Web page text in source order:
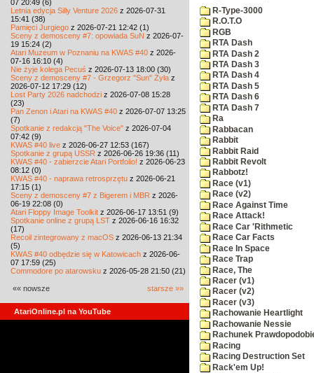
07 20:49 (6)
Letnia edycja Silly Venture 2026 z 2026-07-31
15:41 (38)
Pamięci Jurgiego z 2026-07-21 12:42 (1)
Sceny z demosceny #7: opowiada SuN z 2026-07-
19 15:24 (2)
Atari Muzeum w Poznaniu na KWAS #40 z 2026-
07-16 16:10 (4)
Nie żyje kolega Pecuś z 2026-07-13 18:00 (30)
Sceny z demosceny #7 - Grzegorz "Sun" Żyła z
2026-07-12 17:29 (12)
Lost Party 2026 nadchodzi z 2026-07-08 15:28
(23)
Pan Zenon i Atari na KWAS #40 z 2026-07-07 13:25
(7)
Spotkanie z redakcją "The Voice" z 2026-07-04
07:42 (9)
KWAS #40 live z 2026-06-27 12:53 (167)
Spotkanie z grupą USSR z 2026-06-26 19:36 (11)
KWAS #40 - zabierzcie Atari Portfolio! z 2026-06-23
08:12 (0)
KWAS #40 - naprawa retrosprzętu z 2026-06-21
17:15 (1)
Sceny z demosceny #7 z Bigerem i MBR z 2026-
06-19 22:08 (0)
Atari Floppy Image Toolkit z 2026-06-17 13:51 (9)
Spotkanie online z grupą LST z 2026-06-16 16:32
(17)
Recoil zintegrowany z macOS z 2026-06-13 21:34
(5)
KWAS #40 odbędzie się w Katowicach z 2026-06-
07 17:59 (25)
Commodore po atarowsku z 2026-05-28 21:50 (21)
«« nowsze starsze »»
AtariOnline.pl na YouTube
R-Type-3000
R.O.T.O
RGB
RTA Dash
RTA Dash 2
RTA Dash 3
RTA Dash 4
RTA Dash 5
RTA Dash 6
RTA Dash 7
Ra
Rabbacan
Rabbit
Rabbit Raid
Rabbit Revolt
Rabbotz!
Race (v1)
Race (v2)
Race Against Time
Race Attack!
Race Car 'Rithmetic
Race Car Facts
Race In Space
Race Trap
Race, The
Racer (v1)
Racer (v2)
Racer (v3)
Rachowanie Heartlight
Rachowanie Nessie
Rachunek
Racing
Racing Destruction Set
Rack'em Up!